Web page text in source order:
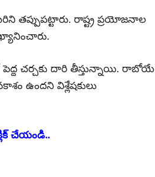
తప్పుపట్టారు. రాష్ట్ర ప్రయోజనాల
చర్చకు దారి తీస్తున్నాయి. రాబోయే
ఉందని విశ్లేషకులు
చేయండి..